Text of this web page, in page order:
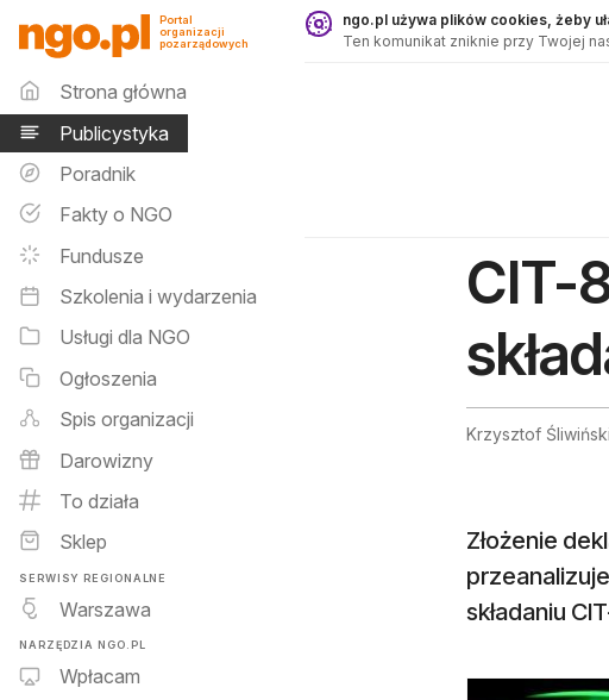
Publicystyka - ngo.pl
Portal
organizacji
pozarządowych
Menu główne
Strona główna
Publicystyka
Poradnik
Fakty o NGO
Fundusze
Szkolenia i wydarzenia
Usługi dla NGO
Ogłoszenia
Spis organizacji
Darowizny
To działa
Sklep
SERWISY REGIONALNE
Warszawa
NARZĘDZIA NGO.PL
Wpłacam
ngo.pl używa plików cookies, żeby
Ten komunikat zniknie przy Twojej
CIT-
Krzysztof
Złożenie
składaniu